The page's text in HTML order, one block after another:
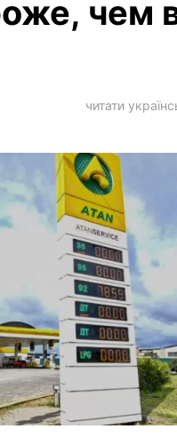
чем
читати